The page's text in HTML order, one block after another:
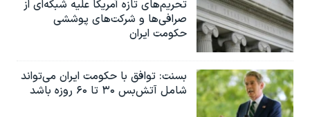
تحریم‌های تازه آمریکا علیه شبکه‌ای از
صرافی‌ها و شرکت‌های پوششی
حکومت ایران
بسنت: توافق با حکومت ایران می‌تواند
شامل آتش‌بس ۳۰ تا ۶۰ روزه باشد